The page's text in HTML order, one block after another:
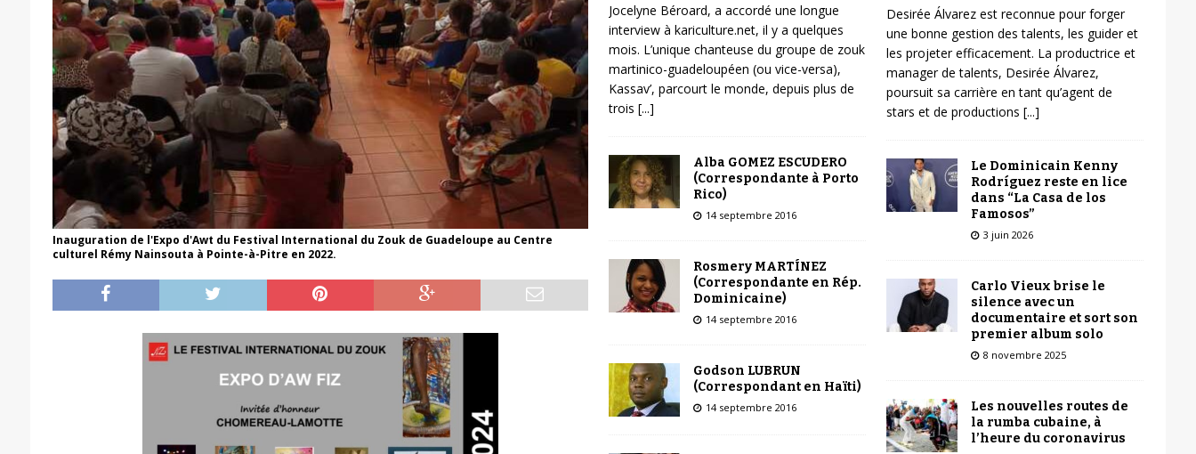
Inauguration de l'Expo d'Awt du Festival International du Zouk de Guadeloupe au Centre
culturel Rémy Nainsouta à Pointe-à-Pitre en 2022.
Jocelyne Béroard, a accordé une longue
interview à kariculture.net, il y a quelques
mois. L’unique chanteuse du groupe de zouk
martinico-guadeloupéen (ou vice-versa),
Kassav’, parcourt le monde, depuis plus de
trois [...]
Alba GOMEZ ESCUDERO
(Correspondante à Porto
Rico)
14 septembre 2016
Rosmery MARTÍNEZ
(Correspondante en Rép.
Dominicaine)
14 septembre 2016
Godson LUBRUN
(Correspondant en Haïti)
14 septembre 2016
Desirée Álvarez est reconnue pour forger
une bonne gestion des talents, les guider et
les projeter efficacement. La productrice et
manager de talents, Desirée Álvarez,
poursuit sa carrière en tant qu’agent de
stars et de productions [...]
Le Dominicain Kenny
Rodríguez reste en lice
dans “La Casa de los
Famosos”
3 juin 2026
Carlo Vieux brise le
silence avec un
documentaire et sort son
premier album solo
8 novembre 2025
Les nouvelles routes de
la rumba cubaine, à
l’heure du coronavirus